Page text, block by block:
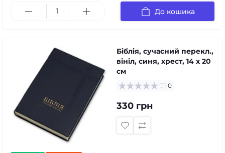
До кошика
Біблія, сучасний перекл.,
вініл, синя, хрест, 14 х 20
см
0
330 грн